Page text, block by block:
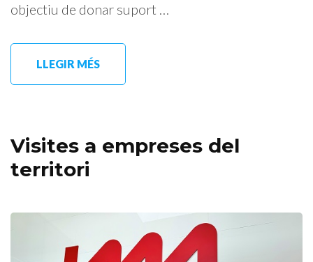
objectiu de donar suport …
LLEGIR MÉS
Visites a empreses del
territori